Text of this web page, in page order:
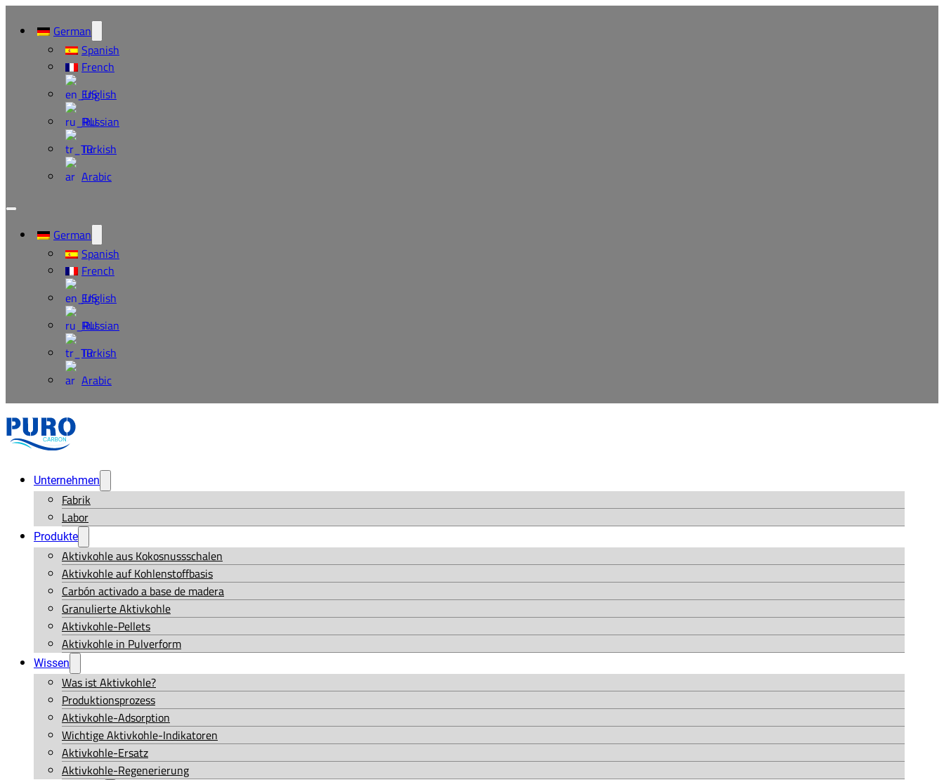
German
Spanish
French
English
Russian
Turkish
Arabic
German
Spanish
French
English
Russian
Turkish
Arabic
Unternehmen
Fabrik
Labor
Produkte
Aktivkohle aus Kokosnussschalen
Aktivkohle auf Kohlenstoffbasis
Carbón activado a base de madera
Granulierte Aktivkohle
Aktivkohle-Pellets
Aktivkohle in Pulverform
Wissen
Was ist Aktivkohle?
Produktionsprozess
Aktivkohle-Adsorption
Wichtige Aktivkohle-Indikatoren
Aktivkohle-Ersatz
Aktivkohle-Regenerierung